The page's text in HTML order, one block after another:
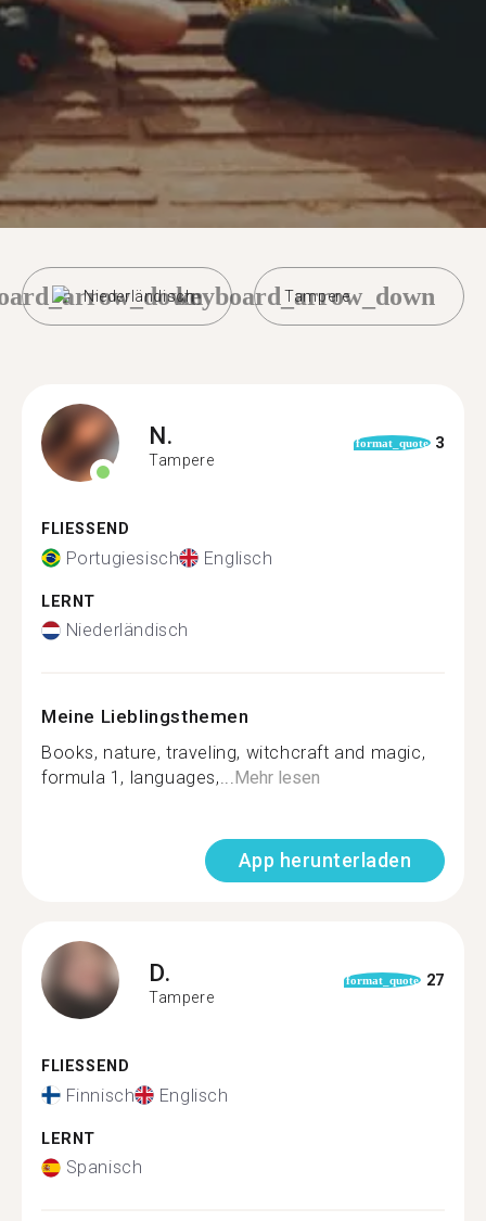
Niederländisch Tampere
keyboard_arrow_down
N.
Tampere
format_quote 3
FLIESSEND
Portugiesisch Englisch
LERNT
Niederländisch
Meine Lieblingsthemen
Books, nature, traveling, witchcraft and magic,
formula 1, languages,...Mehr lesen
App herunterladen
D.
Tampere
format_quote 27
FLIESSEND
Finnisch Englisch
LERNT
Spanisch